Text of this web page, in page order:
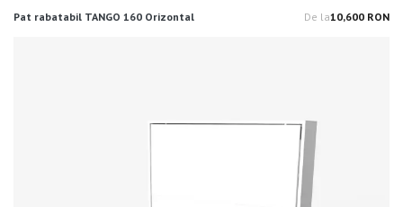
Pat rabatabil TANGO 160 Orizontal De la10,600 RON